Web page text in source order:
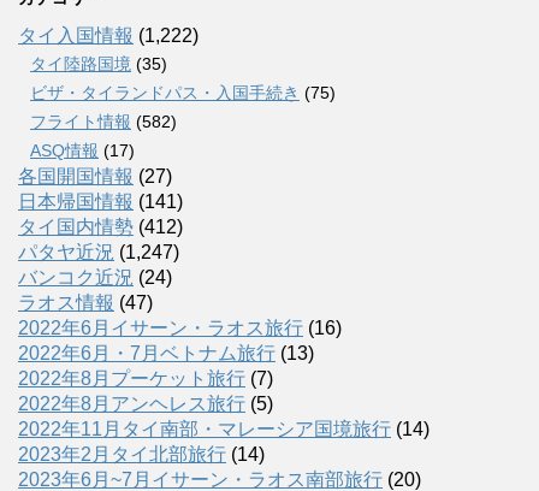
タイ入国情報 (1,222)
タイ陸路国境 (35)
ビザ・タイランドパス・入国手続き (75)
フライト情報 (582)
ASQ情報 (17)
各国開国情報 (27)
日本帰国情報 (141)
タイ国内情勢 (412)
パタヤ近況 (1,247)
バンコク近況 (24)
ラオス情報 (47)
2022年6月イサーン・ラオス旅行 (16)
2022年6月・7月ベトナム旅行 (13)
2022年8月プーケット旅行 (7)
2022年8月アンヘレス旅行 (5)
2022年11月タイ南部・マレーシア国境旅行 (14)
2023年2月タイ北部旅行 (14)
2023年6月~7月イサーン・ラオス南部旅行 (20)